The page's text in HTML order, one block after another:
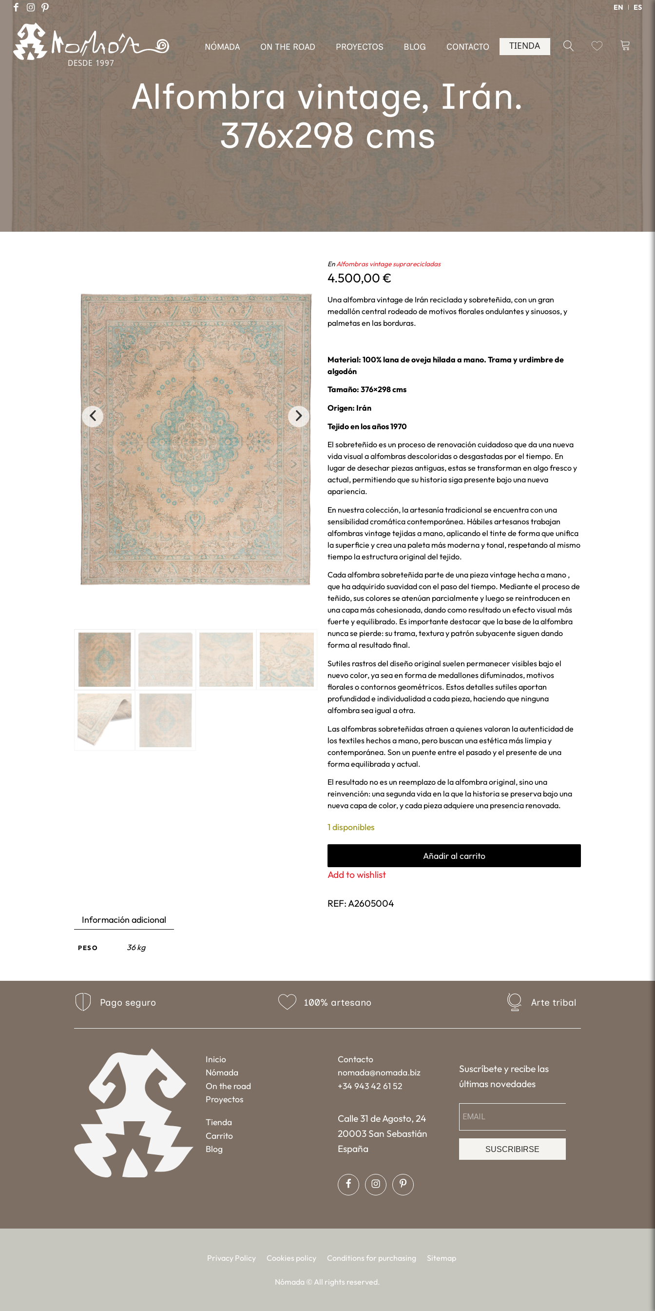
EN ES
DESDE 1997
NÓMADA ON THE ROAD PROYECTOS BLOG CONTACTO TIENDA
Alfombra vintage, Irán.
376x298 cms
EnAlfombras vintage suprarecicladas
4.500,00€
Una alfombra vintage de Irán reciclada y sobreteñida, con un gran
medallón central rodeado de motivos florales ondulantes y sinuosos, y
palmetas en las borduras.
Material: 100% lana de oveja hilada a mano. Trama y urdimbre de
algodón
Tamaño: 376×298 cms
Origen: Irán
Tejido en los años 1970
El sobreteñido es un proceso de renovación cuidadoso que da una nueva
vida visual a alfombras descoloridas o desgastadas por el tiempo. En
lugar de desechar piezas antiguas, estas se transforman en algo fresco y
actual, permitiendo que su historia siga presente bajo una nueva
apariencia.
En nuestra colección, la artesanía tradicional se encuentra con una
sensibilidad cromática contemporánea. Hábiles artesanos trabajan
alfombras vintage tejidas a mano, aplicando el tinte de forma que unifica
la superficie y crea una paleta más moderna y tonal, respetando al mismo
tiempo la estructura original del tejido.
Cada alfombra sobreteñida parte de una pieza vintage hecha a mano ,
que ha adquirido suavidad con el paso del tiempo. Mediante el proceso de
teñido, sus colores se atenúan parcialmente y luego se reintroducen en
una capa más cohesionada, dando como resultado un efecto visual más
fuerte y equilibrado. Es importante destacar que la base de la alfombra
nunca se pierde: su trama, textura y patrón subyacente siguen dando
forma al resultado final.
Sutiles rastros del diseño original suelen permanecer visibles bajo el
nuevo color, ya sea en forma de medallones difuminados, motivos
florales o contornos geométricos. Estos detalles sutiles aportan
profundidad e individualidad a cada pieza, haciendo que ninguna
alfombra sea igual a otra.
Las alfombras sobreteñidas atraen a quienes valoran la autenticidad de
los textiles hechos a mano, pero buscan una estética más limpia y
contemporánea. Son un puente entre el pasado y el presente de una
forma equilibrada y actual.
El resultado no es un reemplazo de la alfombra original, sino una
reinvención: una segunda vida en la que la historia se preserva bajo una
nueva capa de color, y cada pieza adquiere una presencia renovada.
1 disponibles
Añadir al carrito
Add to wishlist
REF:A2605004
Información adicional
PESO 36 kg
Pago seguro 100% artesano Arte tribal
Inicio
Nómada
On the road
Proyectos
Tienda
Carrito
Blog
Contacto
nomada@nomada.biz
+34 943 42 61 52
Calle 31 de Agosto, 24
20003 San Sebastián
España
Suscríbete y recibe las
últimas novedades
SUSCRIBIRSE
Privacy Policy Cookies policy Conditions for purchasing Sitemap
Nómada © All rights reserved.